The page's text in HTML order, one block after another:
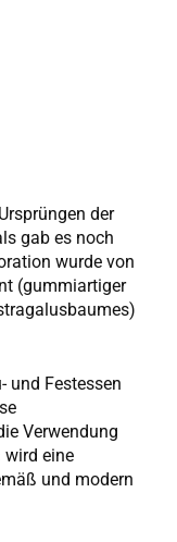
der
gab es noch
wurde von
(gummiartiger
und Festessen
Verwendung
wird eine
und modern